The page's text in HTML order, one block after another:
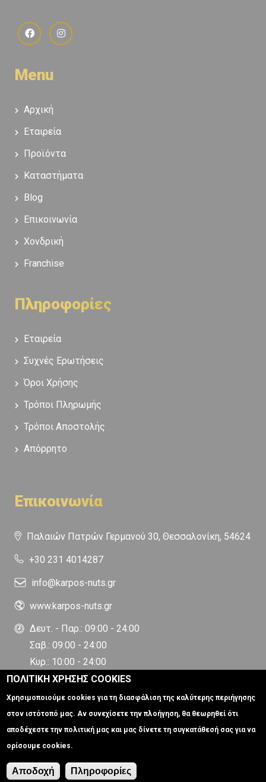
Menu
Αρχική
Εταιρεία
Προϊόντα
Καταστήματα
Blog
Επικοινωνία
Χονδρική
Franchise
Πληροφορίες
Εταιρεία
Συχνές Ερωτήσεις
Όροι Χρήσης
Τρόποι Πληρωμής
Τρόποι Αποστολής
Απόρρητο
Επικοινωνία
Παλαιών Πατρών Γερμανού 30, Θεσσαλονίκη, 54624
+30 231 4014287
info@karpos-nuts.gr
www.karpos-nuts.gr
Δευτ. - Παρ.: 09:00 - 24:00
Σαβ.: 09:00 - 24:00
Κυρ.: 10:00 - 24:00
Ξηροί Καρποί | Καρπός Nuts © 2024
Istology | Web & Marketing Solutions
ΠΟΛΙΤΙΚΗ ΧΡΗΣΗΣ COOKIES
Χρησιμοποιούμε cookies για τη διασφάλιση της καλύτερης περιήγησης
στον ιστότοπό μας. Αν συνεχίσετε την πλοήγηση, θα θεωρηθεί ότι
αποδέχεστε την πολιτική μας και μας δίνετε τη συγκατάθεσή σας για να
ορίσουμε cookies.
Αποδοχή Πληροφορίες